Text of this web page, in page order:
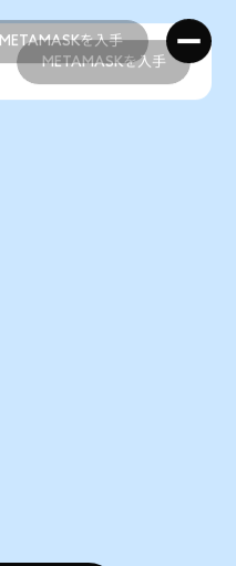
METAMASKを入手
METAMASKを入手
METAMASKを入手